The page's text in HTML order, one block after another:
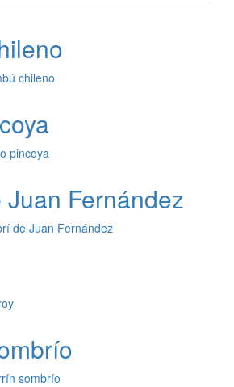
chileno
pincoya
Fernández
de Juan Fernández
sombrío